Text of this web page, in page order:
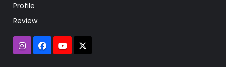
Profile
Review